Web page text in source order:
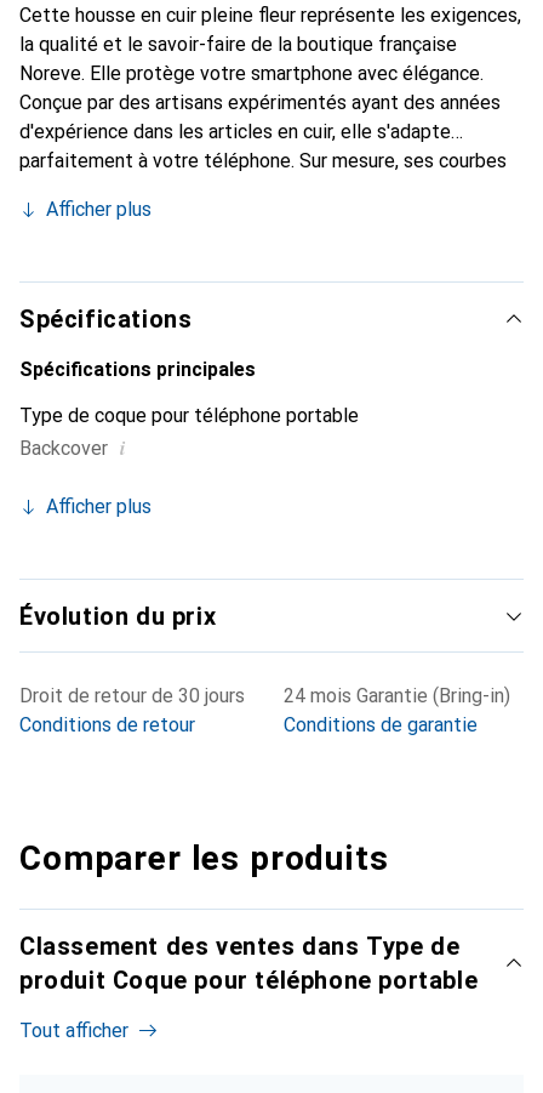
Cette housse en cuir pleine fleur représente les exigences,
la qualité et le savoir-faire de la boutique française
Noreve. Elle protège votre smartphone avec élégance.
Conçue par des artisans expérimentés ayant des années
d'expérience dans les articles en cuir, elle s'adapte
parfaitement à votre téléphone. Sur mesure, ses courbes
devient l'accessoire chic et incontournable pour votre
produits de haute qualité, la marque Noreve est un choix
fiable pour une clientèle exigeante.
Afficher plus
Spécifications
Spécifications principales
Type de coque pour téléphone portable
Backcover i
Afficher plus
Évolution du prix
Droit de retour de 30 jours
Conditions de retour
24 mois Garantie (Bring-in)
Conditions de garantie
Comparer les produits
Classement des ventes dans Type de
produit Coque pour téléphone portable
Tout afficher